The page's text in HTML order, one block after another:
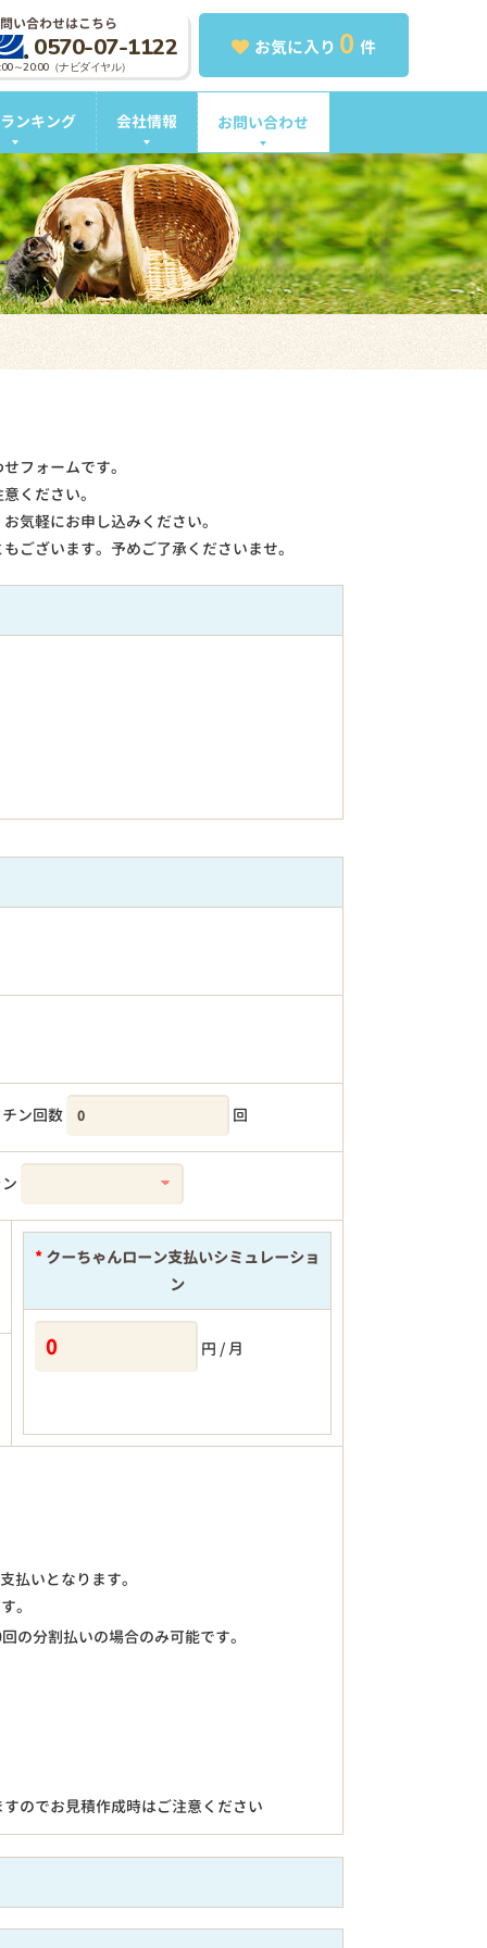
お気に入り 0 件
い合わせはこちら
0570-07-1122
～20:00（ナビダイヤル）
ンキング 会社情報 お問い合わせ
フォームです。
ください。
気軽にお申し込みください。
ございます。予めご了承くださいませ。
ン回数 回
* クーちゃんローン支払いシミュレーショ
ン
円 / 月
払いとなります。
。
の分割払いの場合のみ可能です。
のでお見積作成時はご注意ください